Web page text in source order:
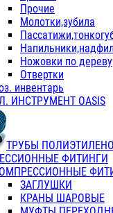
Прочие
Молотки,зубила
Ножовки по дереву
Отвертки
инвентарь
ИНСТРУМЕНТ OASIS
ТРУБЫ
ФИТИНГИ
ЗАГЛУШКИ
КРАНЫ ШАРОВЫЕ